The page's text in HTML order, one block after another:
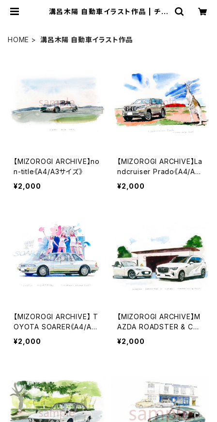
溝呂木陽 自動車イラスト作品 | チン
HOME
溝呂木陽 自動車イラスト作品
【MIZOROGI ARCHIVE】no
n-title《A4/A3サイズ》
¥2,000
【MIZOROGI ARCHIVE】La
ndcruiser Prado《A4/A3
サイズ》
¥2,000
【MIZOROGI ARCHIVE】 T
OYOTA SOARER《A4/A3
サイズ》
¥2,000
【MIZOROGI ARCHIVE】M
AZDA ROADSTER & CX
60《A4/A3サイズ》
¥2,000